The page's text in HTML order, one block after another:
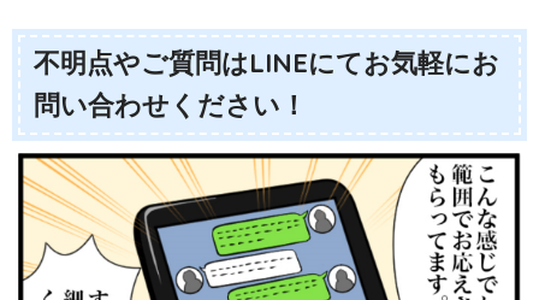
不明点やご質問はLINEにてお気軽にお
問い合わせください！